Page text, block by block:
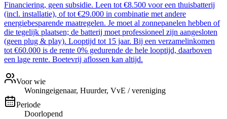
Financiering, geen subsidie. Leen tot €8.500 voor een thuisbatterij
(incl. installatie), of tot €29.000 in combinatie met andere
energiebesparende maatregelen. Je moet al zonnepanelen hebben of
die tegelijk plaatsen; de batterij moet professioneel zijn aangesloten
(geen plug & play). Looptijd tot 15 jaar. Bij een verzamelinkomen
tot €60.000 is de rente 0% gedurende de hele looptijd, daarboven
een lage rente. Boetevrij aflossen kan altijd.
Voor wie
Woningeigenaar, Huurder, VvE / vereniging
Periode
Doorlopend